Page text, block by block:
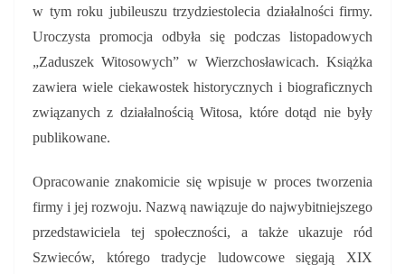
w tym roku jubileuszu trzydziestolecia działalności firmy.
Uroczysta promocja odbyła się podczas listopadowych
„Zaduszek Witosowych” w Wierzchosławicach. Książka
zawiera wiele ciekawostek historycznych i biograficznych
związanych z działalnością Witosa, które dotąd nie były
publikowane.
Opracowanie znakomicie się wpisuje w proces tworzenia
firmy i jej rozwoju. Nazwą nawiązuje do najwybitniejszego
przedstawiciela tej społeczności, a także ukazuje ród
Szwieców, którego tradycje ludowcowe sięgają XIX